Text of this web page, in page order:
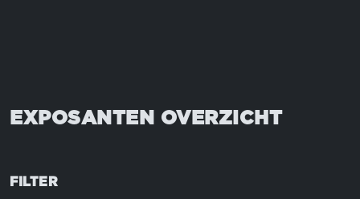
EXPOSANTEN OVERZICHT
FILTER